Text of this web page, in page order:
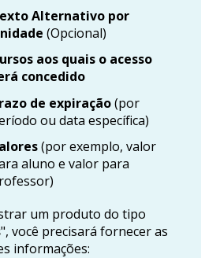
Alternativo por
(Opcional)
aos quais o acesso
concedido
de expiração(por
ou data específica)
(por exemplo, valor
aluno e valor para
um produto do tipo
", você precisará fornecer as
informações: